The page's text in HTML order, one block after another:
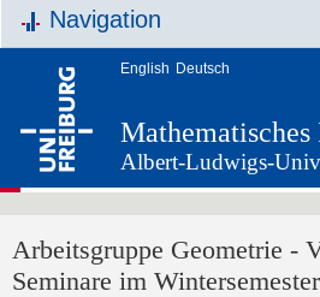
Navigation
English Deutsch
Albert-Ludwigs-
Arbeitsgruppe Geometrie -
Seminare im